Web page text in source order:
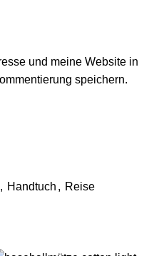
und meine Website in
speichern.
, Handtuch , Reise